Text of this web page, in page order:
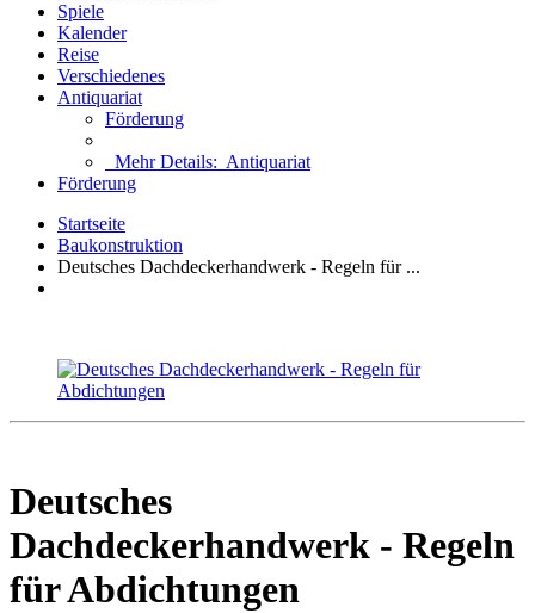
Spiele
Kalender
Reise
Verschiedenes
Antiquariat
Förderung
Mehr Details: Antiquariat
Förderung
Startseite
Baukonstruktion
Deutsches Dachdeckerhandwerk - Regeln für ...
Deutsches
Dachdeckerhandwerk - Regeln
für Abdichtungen